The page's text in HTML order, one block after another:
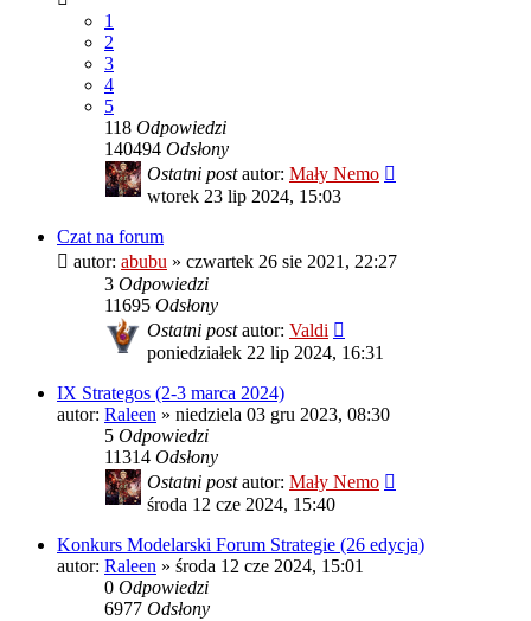
1
2
3
4
5
118 Odpowiedzi
140494 Odsłony
Ostatni postautor: Mały Nemo
wtorek 23 lip 2024, 15:03
Czat na forum
autor: abubu » czwartek 26 sie 2021, 22:27
3 Odpowiedzi
11695 Odsłony
Ostatni postautor: Valdi
poniedziałek 22 lip 2024, 16:31
IX Strategos (2-3 marca 2024)
autor: Raleen » niedziela 03 gru 2023, 08:30
5 Odpowiedzi
11314 Odsłony
Ostatni postautor: Mały Nemo
środa 12 cze 2024, 15:40
Konkurs Modelarski Forum Strategie (26 edycja)
autor: Raleen » środa 12 cze 2024, 15:01
0 Odpowiedzi
6977 Odsłony